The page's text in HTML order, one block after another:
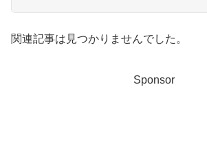
関連記事は見つかりませんでした。
Sponsor